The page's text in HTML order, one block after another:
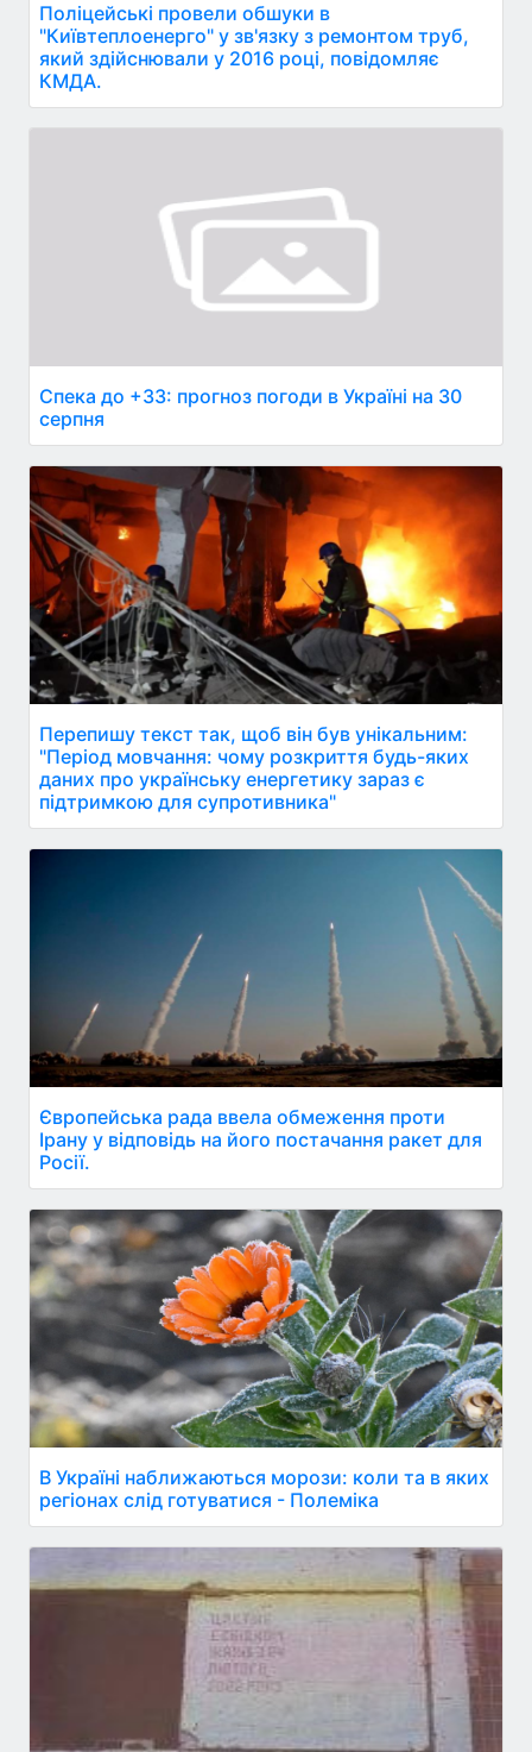
Поліцейські провели обшуки в
"Київтеплоенерго" у зв'язку з ремонтом труб,
який здійснювали у 2016 році, повідомляє
КМДА.
Спека до +33: прогноз погоди в Україні на 30
серпня
Перепишу текст так, щоб він був унікальним:
"Період мовчання: чому розкриття будь-яких
даних про українську енергетику зараз є
підтримкою для супротивника"
Європейська рада ввела обмеження проти
Ірану у відповідь на його постачання ракет для
Росії.
В Україні наближаються морози: коли та в яких
регіонах слід готуватися - Полеміка